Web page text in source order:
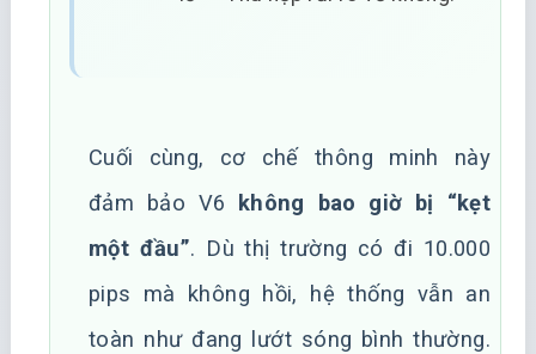
Cuối cùng, cơ chế thông minh này
đảm bảo V6
không bao giờ bị “kẹt
một đầu”. Dù thị trường có đi 10.000
pips mà không hồi, hệ thống vẫn an
toàn như đang lướt sóng bình thường.